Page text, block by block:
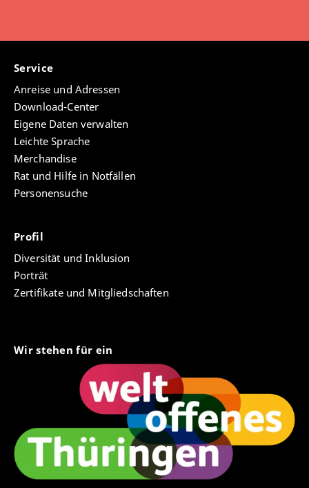
Service
Anreise und Adressen
Download-Center
Eigene Daten verwalten
Leichte Sprache
Merchandise
Rat und Hilfe in Notfällen
Personensuche
Profil
Diversität und Inklusion
Porträt
Zertifikate und Mitgliedschaften
Wir stehen für ein